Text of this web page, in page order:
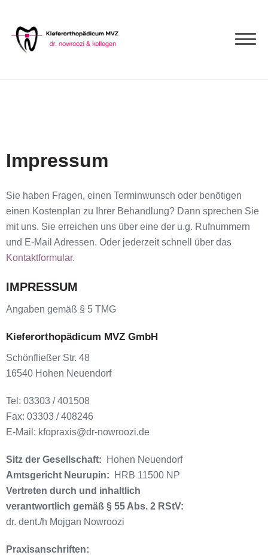
Impressum
Sie haben Fragen, einen Terminwunsch oder benötigen
einen Kostenplan zu Ihrer Behandlung? Dann sprechen Sie
mit uns. Sie erreichen uns über eine der u.g. Rufnummern
und E-Mail Adressen. Oder jederzeit schnell über das
Kontaktformular.
IMPRESSUM
Angaben gemäß § 5 TMG
Kieferorthopädicum MVZ GmbH
Schönfließer Str. 48
16540 Hohen Neuendorf
Tel: 03303 / 401508
Fax: 03303 / 408246
E-Mail: kfopraxis@dr-nowroozi.de
Sitz der Gesellschaft:
Hohen Neuendorf
Amtsgericht Neurupin:
HRB 11500 NP
Vertreten durch und inhaltlich
verantwortlich gemäß § 55 Abs. 2 RStV:
dr. dent./h Mojgan Nowroozi
Praxisanschriften: